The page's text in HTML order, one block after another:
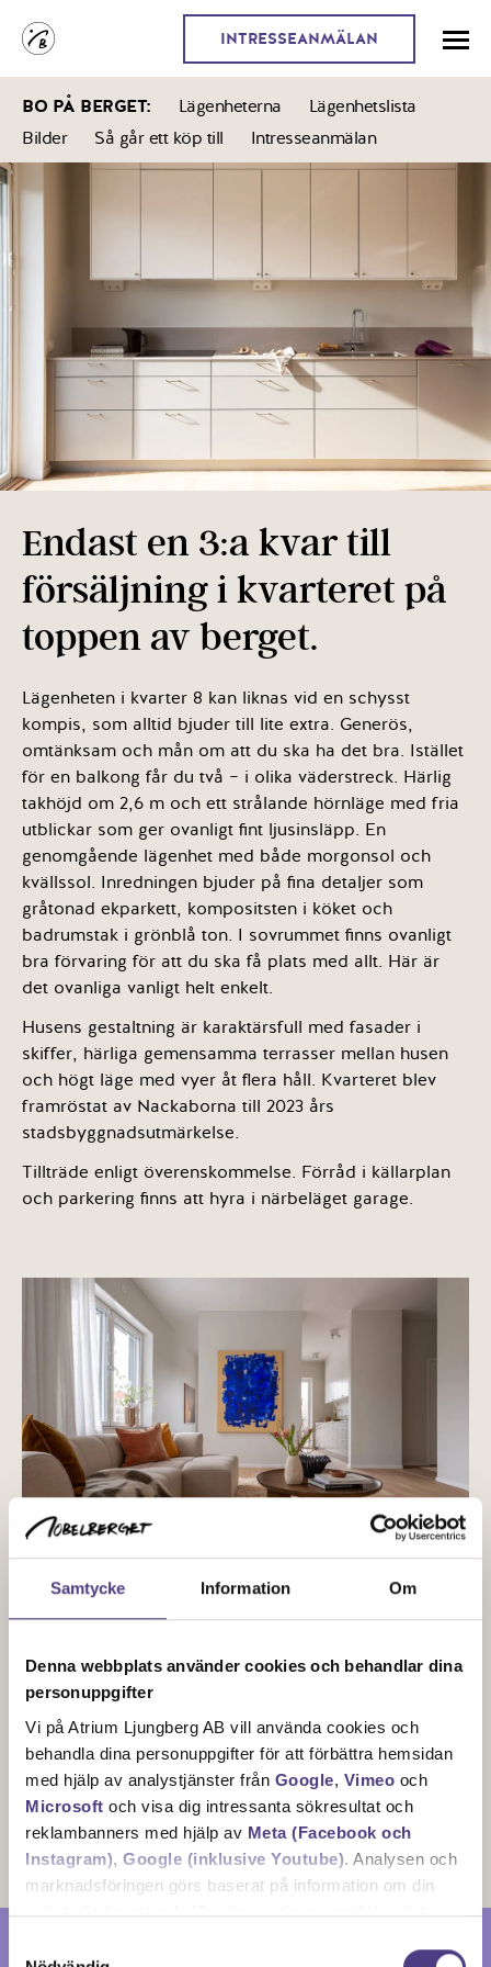
Samtycke Information Om
Denna webbplats använder cookies och behandlar dina
personuppgifter
Vi på Atrium Ljungberg AB vill använda cookies och
behandla dina personuppgifter för att förbättra hemsidan
med hjälp av analystjänster från Google, Vimeo och
Microsoft och visa dig intressanta sökresultat och
reklambanners med hjälp av Meta (Facebook och
Instagram), Google (inklusive Youtube). Analysen och
marknadsföringen görs baserat på information om din
enhet, din krypterade IP-adress, din geografiska plats,
INTRESSEANMÄLAN
BO PÅ BERGET: Lägenheterna
Lägenhetslista
Bilder
Så går ett köp till Intresseanmälan
Endast en 3:a kvar till
försäljning i kvarteret på
toppen av berget.
Lägenheten i kvarter 8 kan liknas vid en schysst
kompis, som alltid bjuder till lite extra. Generös,
omtänksam och mån om att du ska ha det bra. Istället
för en balkong får du två – i olika väderstreck. Härlig
takhöjd om 2,6 m och ett strålande hörnläge med fria
utblickar som ger ovanligt fint ljusinsläpp. En
genomgående lägenhet med både morgonsol och
kvällssol. Inredningen bjuder på fina detaljer som
gråtonad ekparkett, kompositsten i köket och
badrumstak i grönblå ton. I sovrummet finns ovanligt
bra förvaring för att du ska få plats med allt. Här är
det ovanliga vanligt helt enkelt.
Husens gestaltning är karaktärsfull med fasader i
skiffer, härliga gemensamma terrasser mellan husen
och högt läge med vyer åt flera håll. Kvarteret blev
framröstat av Nackaborna till 2023 års
stadsbyggnadsutmärkelse.
Tillträde enligt överenskommelse. Förråd i källarplan
och parkering finns att hyra i närbeläget garage.
Hörntrea på 80,5 kvm
med två balkonger
En unik trea i fantsistikt hörnläget med fria utblickar
och ovanligt fint ljusinsläpp. Dessutom två balkonger i
olika väderstreck.
Boka visning